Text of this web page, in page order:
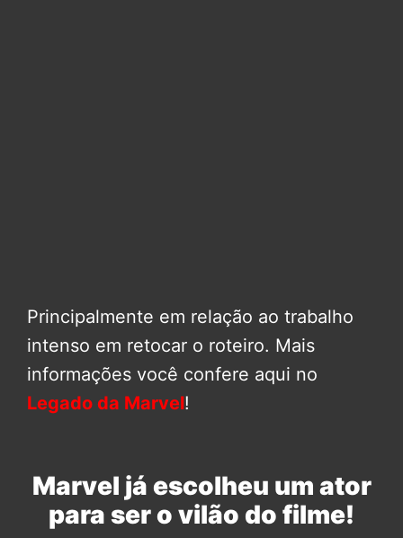
Principalmente em relação ao trabalho
intenso em retocar o roteiro. Mais
informações você confere aqui no
Legado da Marvel!
Marvel já escolheu um ator
para ser o vilão do filme!